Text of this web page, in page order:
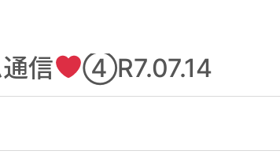
信 ④R7.07.14